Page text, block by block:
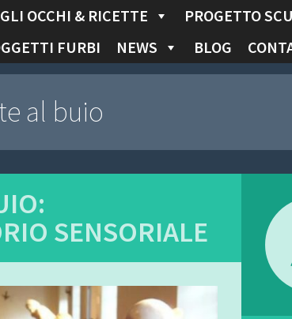
OCCHI & RICETTE PROGETTO
FURBI NEWS BLOG
al buio
SENSORIALE